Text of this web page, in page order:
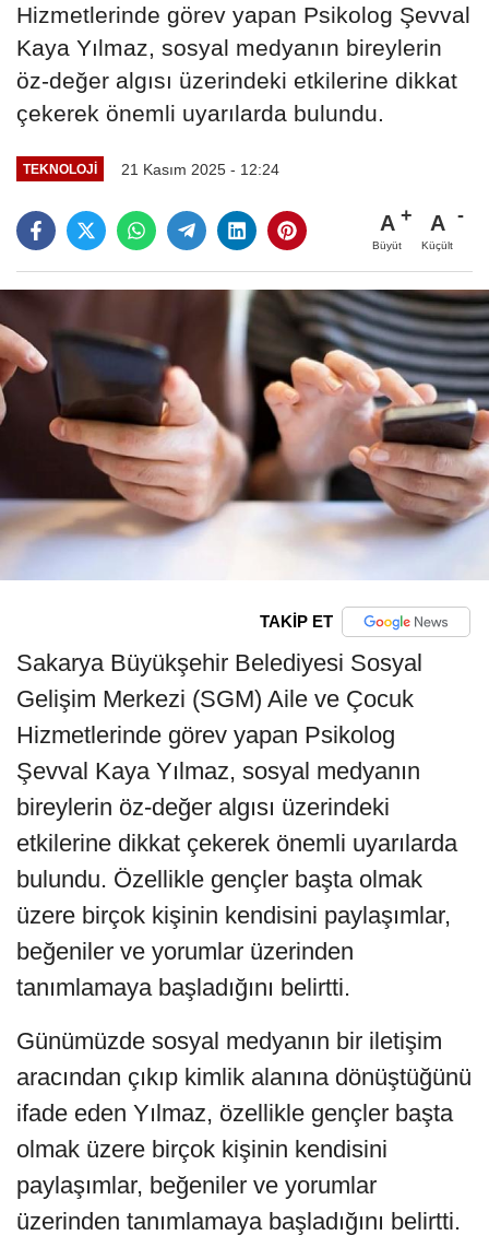
Hizmetlerinde görev yapan Psikolog Şevval
Kaya Yılmaz, sosyal medyanın bireylerin
öz-değer algısı üzerindeki etkilerine dikkat
çekerek önemli uyarılarda bulundu.
TEKNOLOJI 21 Kasım 2025 - 12:24
A
Büyüt
A
Küçült
TAKİP ET
Sakarya Büyükşehir Belediyesi Sosyal
Gelişim Merkezi (SGM) Aile ve Çocuk
Hizmetlerinde görev yapan Psikolog
Şevval Kaya Yılmaz, sosyal medyanın
bireylerin öz-değer algısı üzerindeki
etkilerine dikkat çekerek önemli uyarılarda
bulundu. Özellikle gençler başta olmak
üzere birçok kişinin kendisini paylaşımlar,
beğeniler ve yorumlar üzerinden
tanımlamaya başladığını belirtti.
Günümüzde sosyal medyanın bir iletişim
aracından çıkıp kimlik alanına dönüştüğünü
ifade eden Yılmaz, özellikle gençler başta
olmak üzere birçok kişinin kendisini
paylaşımlar, beğeniler ve yorumlar
üzerinden tanımlamaya başladığını belirtti.